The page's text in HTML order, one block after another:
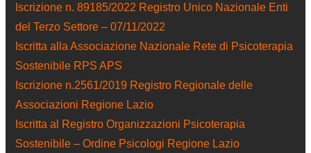
Iscrizione n. 89185/2022 Registro Unico Nazionale Enti
del Terzo Settore – 07/11/2022
Iscritta alla Associazione Nazionale Rete di Psicoterapia
Sostenibile RPS APS
Iscrizione n.2561/2019 Registro Regionale delle
Associazioni Regione Lazio
Iscritta al Registro Organizzazioni Psicoterapia
Sostenibile – Ordine Psicologi Regione Lazio